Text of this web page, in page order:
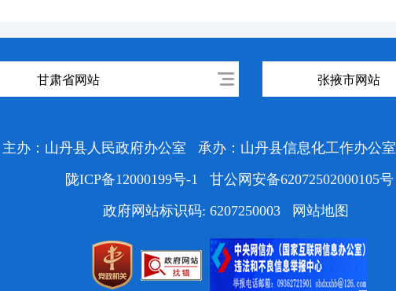
甘肃省网站 张掖市网站
主办：山丹县人民政府办公室 承办：山丹县信息化工作办公室
陇ICP备12000199号-1
甘公网安备62072502000105号
政府网站标识码: 6207250003
网站地图